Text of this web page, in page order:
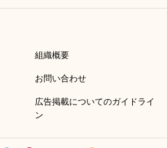
組織概要
お問い合わせ
広告掲載についてのガイドライ
ン